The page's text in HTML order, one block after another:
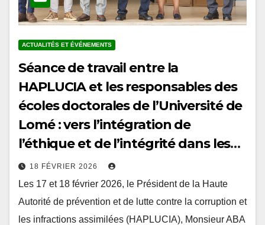
ACTUALITÉS ET ÉVÉNEMENTS
Séance de travail entre la
HAPLUCIA et les responsables des
écoles doctorales de l’Université de
Lomé : vers l’intégration de
l’éthique et de l’intégrité dans les
curricula doctoraux au Togo
18 FÉVRIER 2026
Les 17 et 18 février 2026, le Président de la Haute
Autorité de prévention et de lutte contre la corruption et
les infractions assimilées (HAPLUCIA), Monsieur ABA